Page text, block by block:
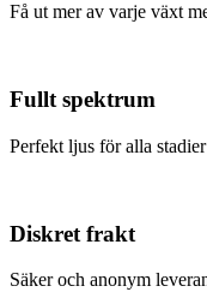
Få ut mer av varje växt
Fullt spektrum
Perfekt ljus för alla
Diskret frakt
Säker och anonym